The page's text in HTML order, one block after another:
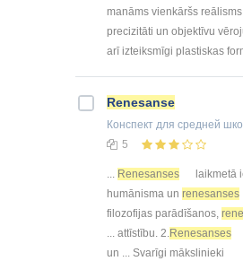
manāms vienkāršs
precizitāti un objektīvu
arī izteiksmīgi plastiskas
Renesanse
Конспект для средней
5
... Renesanses
laikmetā
humānisma un renesanses
filozofijas parādīšanos,
... attīstību. 2.Renesanses
un ... Svarīgi mākslinieki